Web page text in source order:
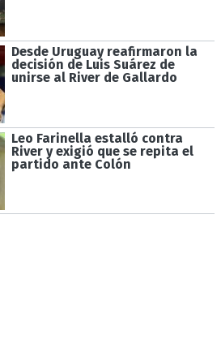
Desde Uruguay reafirmaron la
decisión de Luis Suárez de
unirse al River de Gallardo
Leo Farinella estalló contra
River y exigió que se repita el
partido ante Colón